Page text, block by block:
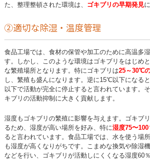
た、整理整頓された環境は、 ゴキブリの早期発見
②適切な除湿・温度管理
食品工場では、食材の保管や加工のために高温多
す。しかし、このような環境はゴキブリをはじめ
な繁殖場所となります。特にゴキブリは25～30℃
し、繁殖も盛んになります。逆に15℃以下になる
以下で活動が完全に停止すると言われています。
キブリの活動抑制に大きく貢献します。
湿度もゴキブリの繁殖に影響を与えます。ゴキブ
るため、湿度が高い場所を好み、特に湿度75〜
ると言われています。食品工場では、水を使う場
も湿度が高くなりがちです。こまめな換気や除湿
などを行い、ゴキブリが活動しにくくなる湿度60